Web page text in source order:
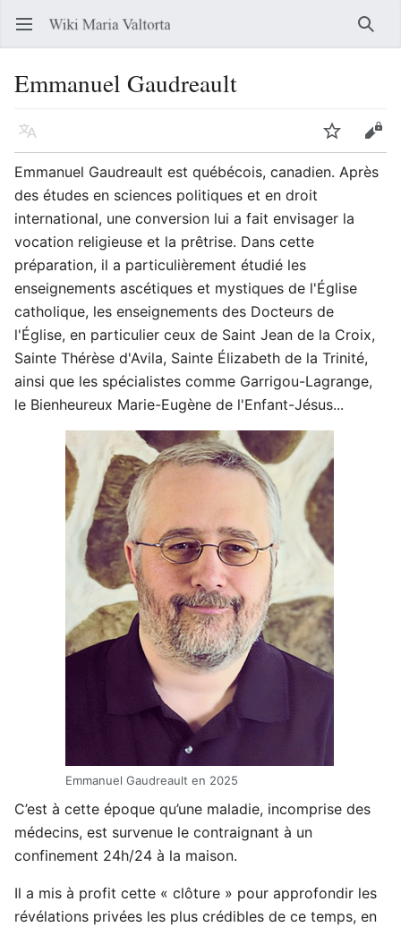
Ouvrir le menu principal
Emmanuel Gaudreault
Langue Suivre
Emmanuel Gaudreault est québécois, canadien. Après
des études en sciences politiques et en droit
international, une conversion lui a fait envisager la
vocation religieuse et la prêtrise. Dans cette
préparation, il a particulièrement étudié les
enseignements ascétiques et mystiques de l'Église
catholique, les enseignements des Docteurs de
l'Église, en particulier ceux de Saint Jean de la Croix,
Sainte Thérèse d'Avila, Sainte Élizabeth de la Trinité,
ainsi que les spécialistes comme Garrigou-Lagrange,
le Bienheureux Marie-Eugène de l'Enfant-Jésus...
Emmanuel Gaudreault en 2025
C’est à cette époque qu’une maladie, incomprise des
médecins, est survenue le contraignant à un
confinement 24h/24 à la maison.
Il a mis à profit cette « clôture » pour approfondir les
révélations privées les plus crédibles de ce temps, en